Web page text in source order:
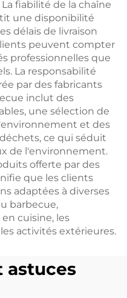
fiabilité de la chaîne
une disponibilité
délais de livraison
peuvent compter
professionnelles que
La responsabilité
par des fabricants
inclut des
une sélection de
et des
ce qui séduit
de l'environnement.
offerte par des
que les clients
adaptées à diverses
barbecue,
cuisine, les
activités extérieures.
astuces